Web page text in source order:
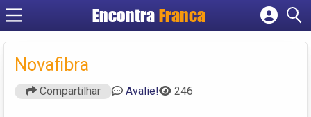
Encontra Franca
Cadastrar empresa
Novafibra
Compartilhar Avalie! 246